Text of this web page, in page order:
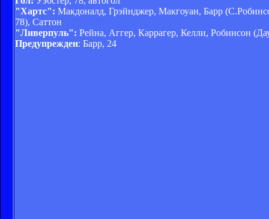
"Хартс": Макдоналд, Грэйнджер, Макгоуан, Барр
78), Саттон
"Ливерпуль": Рейна, Аггер, Каррагер, Келли, Робинсон
Предупрежден: Барр, 24